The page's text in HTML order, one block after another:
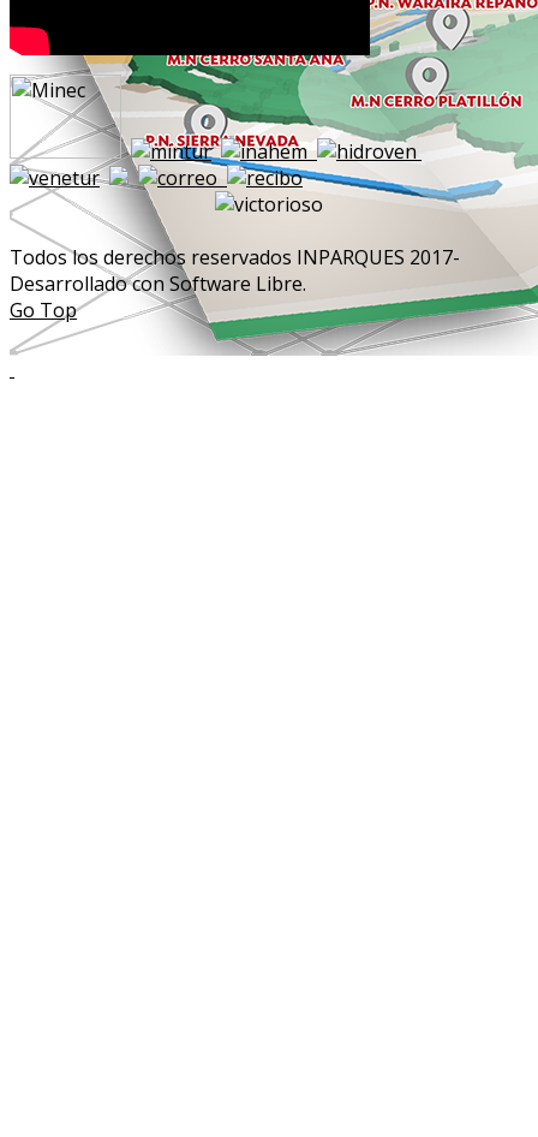
Todos los derechos reservados INPARQUES 2017-
Desarrollado con Software Libre.
Go Top